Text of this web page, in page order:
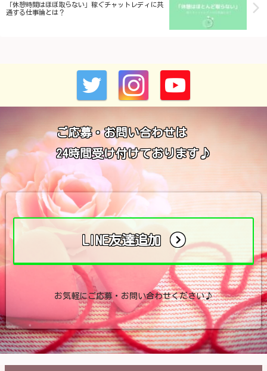
「休憩時間はほぼ取らない」稼ぐチャットレディに共
通する仕事論とは？
ご応募・お問い合わせは
24時間受け付けております♪
LINE友達追加
お気軽にご応募・お問い合わせください♪